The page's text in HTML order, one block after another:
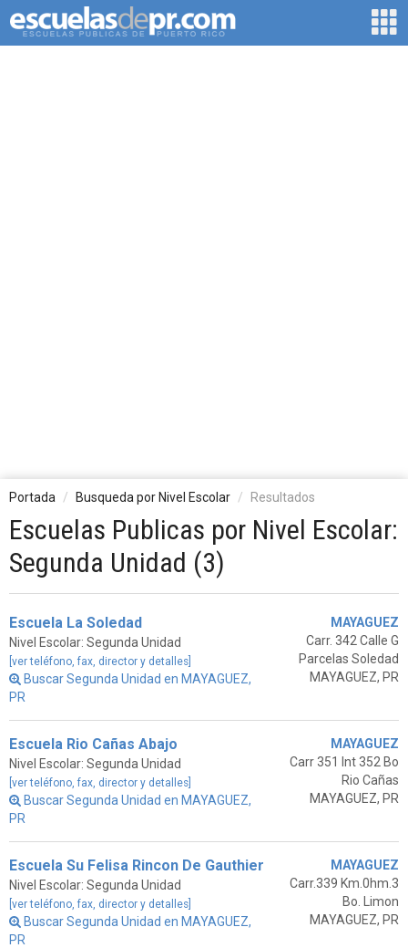
Portada Busqueda por Nivel Escolar Resultados
Escuelas Publicas por Nivel Escolar:
Segunda Unidad (3)
Escuela La Soledad
Nivel Escolar: Segunda Unidad
[ver teléfono, fax, director y detalles]
Buscar Segunda Unidad en MAYAGUEZ,
PR
MAYAGUEZ
Carr. 342 Calle G
Parcelas Soledad
MAYAGUEZ, PR
Escuela Rio Cañas Abajo
Nivel Escolar: Segunda Unidad
[ver teléfono, fax, director y detalles]
Buscar Segunda Unidad en MAYAGUEZ,
PR
MAYAGUEZ
Carr 351 Int 352 Bo
Rio Cañas
MAYAGUEZ, PR
Escuela Su Felisa Rincon De Gauthier
Nivel Escolar: Segunda Unidad
[ver teléfono, fax, director y detalles]
Buscar Segunda Unidad en MAYAGUEZ,
PR
MAYAGUEZ
Carr.339 Km.0hm.3
Bo. Limon
MAYAGUEZ, PR